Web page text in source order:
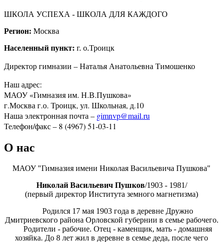
ШКОЛА УСПЕХА - ШКОЛА ДЛЯ КАЖДОГО
Регион: Москва
Населенный пункт: г. о.Троицк
Директор гимназии – Наталья Анатольевна Тимошенко
Наш адрес:
МАОУ «Гимназия им. Н.В.Пушкова»
г.Москва г.о. Троицк, ул. Школьная, д.10
Наша электронная почта – gimnvp@mail.ru
Телефон/факс – 8 (4967) 51-03-11
О нас
МАОУ "Гимназия имени Николая Васильевича Пушкова"
Николай Васильевич Пушков/1903 - 1981/
(первый директор Института земного магнетизма)
Родился 17 мая 1903 года в деревне Дружно
Дмитриевского района Орловской губернии в семье рабочего.
Родители - рабочие. Отец - каменщик, мать - домашняя
хозяйка. До 8 лет жил в деревне в семье деда, после чего